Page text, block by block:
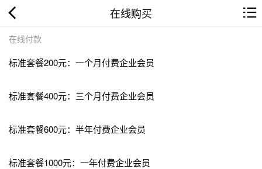
在线购买
在线付款
标准套餐200元：一个月付费企业会员
标准套餐400元：三个月付费企业会员
标准套餐600元：半年付费企业会员
标准套餐1000元：一年付费企业会员